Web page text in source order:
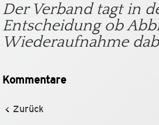
Der Verband tagt in
Entscheidung ob
Wiederaufnahme
Kommentare
Zurück